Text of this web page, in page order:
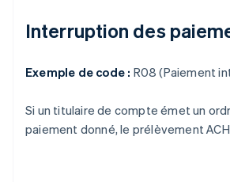
Interruption des
Exemple de code : R08 (Paiement
Si un titulaire de compte émet un
paiement donné, le prélèvement